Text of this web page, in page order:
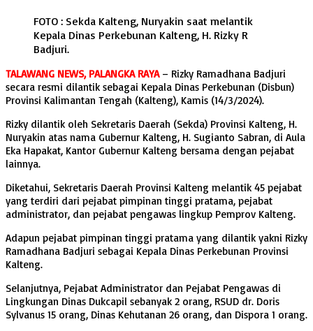
FOTO : Sekda Kalteng, Nuryakin saat melantik
Kepala Dinas Perkebunan Kalteng, H. Rizky R
Badjuri.
TALAWANG NEWS, PALANGKA RAYA– Rizky Ramadhana Badjuri
secara resmi dilantik sebagai Kepala Dinas Perkebunan (Disbun)
Provinsi Kalimantan Tengah (Kalteng), Kamis (14/3/2024).
Rizky dilantik oleh Sekretaris Daerah (Sekda) Provinsi Kalteng, H.
Nuryakin atas nama Gubernur Kalteng, H. Sugianto Sabran, di Aula
Eka Hapakat, Kantor Gubernur Kalteng bersama dengan pejabat
lainnya.
Diketahui, Sekretaris Daerah Provinsi Kalteng melantik 45 pejabat
yang terdiri dari pejabat pimpinan tinggi pratama, pejabat
administrator, dan pejabat pengawas lingkup Pemprov Kalteng.
Adapun pejabat pimpinan tinggi pratama yang dilantik yakni Rizky
Ramadhana Badjuri sebagai Kepala Dinas Perkebunan Provinsi
Kalteng.
Selanjutnya, Pejabat Administrator dan Pejabat Pengawas di
Lingkungan Dinas Dukcapil sebanyak 2 orang, RSUD dr. Doris
Sylvanus 15 orang, Dinas Kehutanan 26 orang, dan Dispora 1 orang.